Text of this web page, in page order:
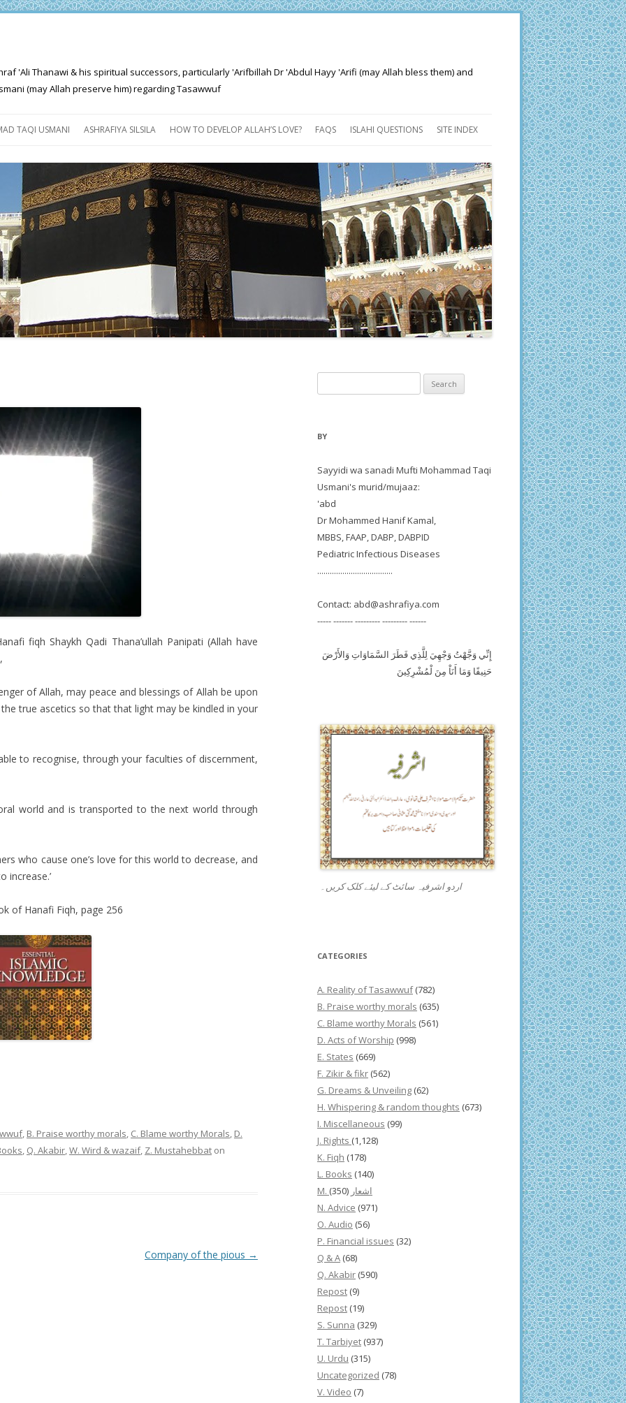
'Ali Thanawi & his spiritual successors, particularly 'Arifbillah Dr 'Abdul Hayy 'Arifi (may Allah bless them) and
(may Allah preserve him) regarding Tasawwuf
TAQI USMANI ASHRAFIYA SILSILA
ASHRAFIYA PATH
FOR THE SEEKER
PROGRESS EXPLAINED
HOW TO DEVELOP ALLAH’S LOVE? FAQS ISLAHI QUESTIONS SITE INDEX
fiqh Shaykh Qadi Thana’ullah Panipati (Allah have
of Allah, may peace and blessings of Allah be upon
true ascetics so that that light may be kindled in your
to recognise, through your faculties of discernment,
world and is transported to the next world through
who cause one’s love for this world to decrease, and
increase.’
of Hanafi Fiqh, page 256
, B. Praise worthy morals, C. Blame worthy Morals, D.
, Q. Akabir,W. Wird & wazaif, Z. Mustahebbat on
Company of the pious →
for:
BY
Sayyidi wa sanadi Mufti Mohammad Taqi
Usmani's murid/mujaaz:
'abd
Dr Mohammed Hanif Kamal,
MBBS, FAAP, DABP, DABPID
Pediatric Infectious Diseases
....................................
Contact: abd@ashrafiya.com
----- ------- --------- --------- ------
إِنِّي وَجَّهْتُ وَجْهِيَ لِلَّذِي فَطَرَ السَّمَاوَاتِ وَالأَرْضَ
حَنِيفًا وَمَا أَنَاْ مِنَ لْمُشْرِكِينَ
اردو اشرفیہ سائٹ کے لیئے کلک کریں۔
CATEGORIES
A. Reality of Tasawwuf(782)
B. Praise worthy morals (635)
C. Blame worthy Morals (561)
D. Acts of Worship (998)
E. States (669)
F. Zikir & fikr (562)
G. Dreams & Unveiling (62)
H. Whispering & random thoughts (673)
I. Miscellaneous (99)
J. Rights (1,128)
K. Fiqh (178)
L. Books (140)
M. اشعار (350)
N. Advice (971)
O. Audio (56)
P. Financial issues (32)
Q & A (68)
Q. Akabir (590)
Repost (9)
Repost (19)
S. Sunna (329)
T. Tarbiyet (937)
U. Urdu (315)
Uncategorized (78)
V. Video (7)